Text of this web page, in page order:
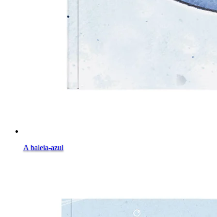
A baleia-azul